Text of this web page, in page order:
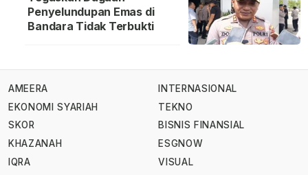
Penyelundupan Emas di
Bandara Tidak Terbukti
AMEERA
EKONOMI SYARIAH
SKOR
KHAZANAH
IQRA
INTERNASIONAL
TEKNO
BISNIS FINANSIAL
ESGNOW
VISUAL